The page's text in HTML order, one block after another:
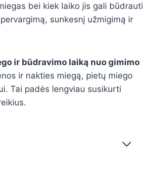
bei kiek laiko jis gali būdrauti
sunkesnį užmigimą ir
ir būdravimo laiką nuo gimimo
ir nakties miegą, pietų miego
Tai padės lengviau susikurti